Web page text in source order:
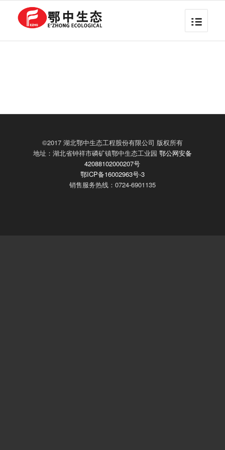
©2017 湖北鄂中生态工程股份有限公司 版权所有
地址：湖北省钟祥市磷矿镇鄂中生态工业园 鄂公网安备
42088102000207号
鄂ICP备16002963号-3
销售服务热线：0724-6901135